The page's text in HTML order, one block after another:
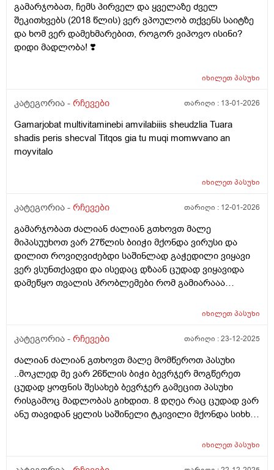
უცაბედი სისხლ Ჩაქცევა რისი ბრალიია
გამარჯობათ, ჩემს პირველ და ყველაზე ძველ
შეკითხვებს (2018 წლის) ვერ ვპოულობ თქვენს საიტზე
და ხომ ვერ დამეხმარებით, როგორ ვიპოვო ისინი?
დიდი მადლობა! ❣️
იხილეთპასუხი
კატეგორია - რჩევები თარიღი : 13-01-2026
Gamarjobat multivitaminebi amvilabiiis sheudzlia Tuara
shadis peris shecval Titqos gia tu muqi momwvano an
moyvitalo
იხილეთპასუხი
კატეგორია - რჩევები თარიღი : 12-01-2026
გამარჯობათ ძალიან ძალიან გთხოვთ მალე
მიპასუუხოთ ვარ 27წლის ბიიჭი მქონდა ვირუსი და
დილით როვიღვიძებდი საშინლად გაჭედილი ვიყავი
ვერ ვსუნთქავდი და ისედაც დზაან ცუდად ვიყავიდა
დამეწყო თვალის პრობლემები რომ გამიარააა
თუარა რო ვირუსი თვალში ასულიიყო?? პირველ ი
მეორე დღესაც მტკიოდა თვალი და პლუს მეწვებოდა
ორი გამაყუჩებელი ანალგინი არ გამიარა მერე
ნალგეზინიდა ისიც ციტა უბრალოდ სიმძიმის გრძნობა
მქონდა იმისმერე 2 3 დღე გავიდა აგარ ამტკიებია
თავი მაგრამ მარჯვენა თვალში ესე რო მქონდა
დაწითლებული დედაჩემაა ლევომეციტინის წვეთები
ჩავიწვეთეე საცრემლესთან შიგნითა მხარეს
იხილეთპასუხი
კატეგორია - რჩევები თარიღი :23-12-2025
ძალიან ძალიან გთხოვთ მალე მომწეროთ პასუხი
..მოკლედ მე ვარ 26წლის ბიჭი ბევრჯერ მოგწერეთ
ცუდად ყოფნის შესახებ ბევრჯერ გამეცით პასუხი
რისგამოც მადლობას გიხდით. 8 დღეა რაც ცუდად ვარ
ანუ თავიდან ყელის საშინელი ტკივილი მქონდა სიხხე
.და დურამოქს 2 დღე ესეც მოგწერეთ ასევე ვსვავდი
იხილეთპასუხი